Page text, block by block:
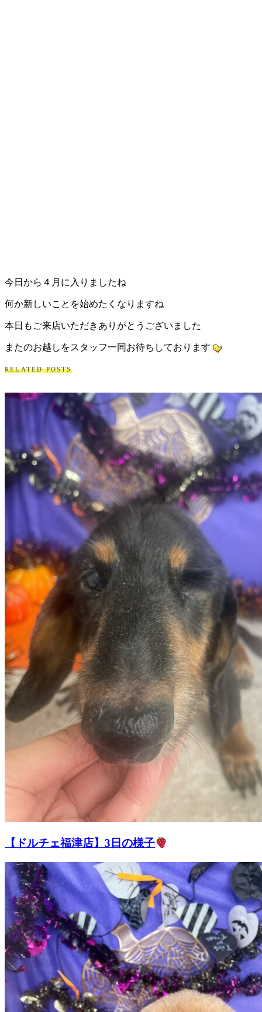
今日から４月に入りましたね
何か新しいことを始めたくなりますね
本日もご来店いただきありがとうございました
またのお越しをスタッフ一同お待ちしております
RELATED POSTS
【ドルチェ福津店】3日の様子